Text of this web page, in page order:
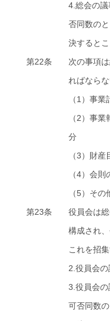
4.総会の
否同数の
決するとこ
第22条
次の事項
ればならな
（1）事
（2）事
分
（3）財産
（4）会
（5）そ
第23条
役員会は
構成され
これを招集
2.役員会の
3.役員会の
可否同数